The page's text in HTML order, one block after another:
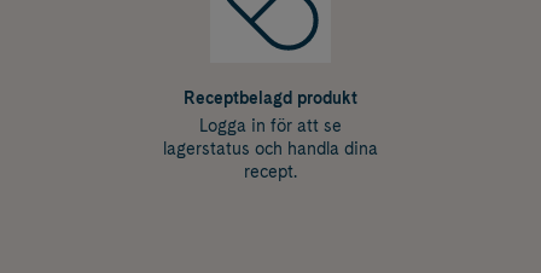
Receptbelagd produkt
Logga in för att se
lagerstatus och handla dina
recept.